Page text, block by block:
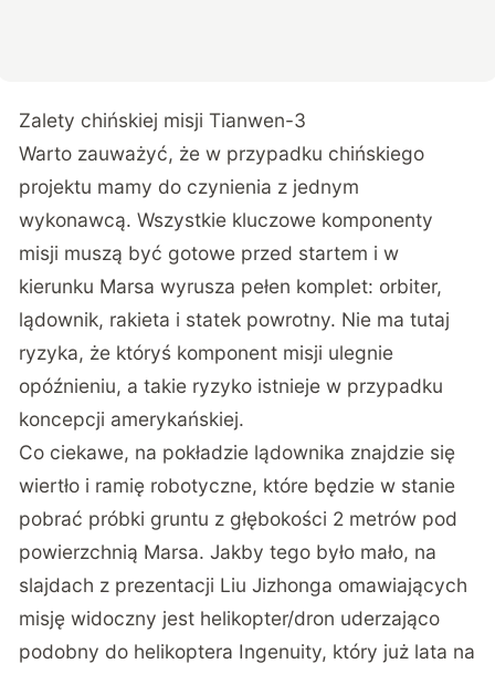
Zalety chińskiej misji Tianwen-3
Warto zauważyć, że w przypadku chińskiego
projektu mamy do czynienia z jednym
wykonawcą. Wszystkie kluczowe komponenty
misji muszą być gotowe przed startem i w
kierunku Marsa wyrusza pełen komplet: orbiter,
lądownik, rakieta i statek powrotny. Nie ma tutaj
ryzyka, że któryś komponent misji ulegnie
opóźnieniu, a takie ryzyko istnieje w przypadku
koncepcji amerykańskiej.
Co ciekawe, na pokładzie lądownika znajdzie się
wiertło i ramię robotyczne, które będzie w stanie
pobrać próbki gruntu z głębokości 2 metrów pod
powierzchnią Marsa. Jakby tego było mało, na
slajdach z prezentacji Liu Jizhonga omawiających
misję widoczny jest helikopter/dron uderzająco
podobny do helikoptera Ingenuity, który już lata na